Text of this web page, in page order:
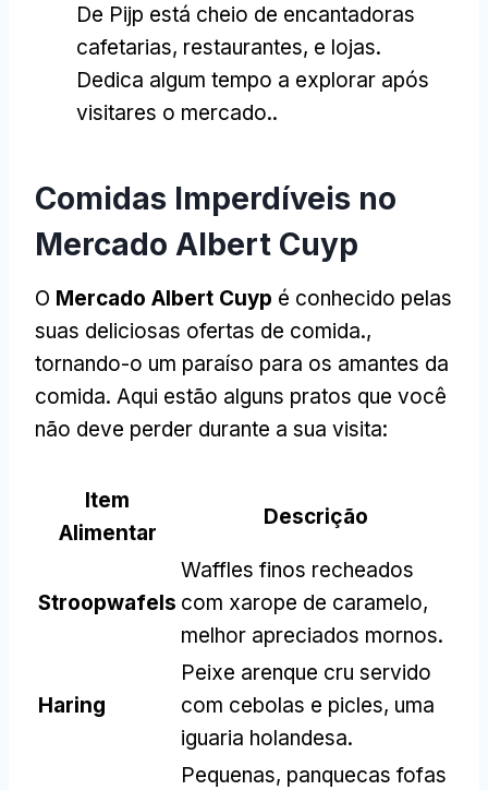
De Pijp está cheio de encantadoras
cafetarias, restaurantes, e lojas.
Dedica algum tempo a explorar após
visitares o mercado..
Comidas Imperdíveis no
Mercado Albert Cuyp
O Mercado Albert Cuyp é conhecido pelas
suas deliciosas ofertas de comida.,
tornando-o um paraíso para os amantes da
comida. Aqui estão alguns pratos que você
não deve perder durante a sua visita:
Item
Alimentar
Descrição
Stroopwafels
Waffles finos recheados
com xarope de caramelo,
melhor apreciados mornos.
Haring
Peixe arenque cru servido
com cebolas e picles, uma
iguaria holandesa.
Pequenas, panquecas fofas